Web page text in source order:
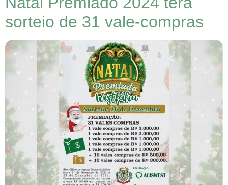
sorteio de 31 vale-compras